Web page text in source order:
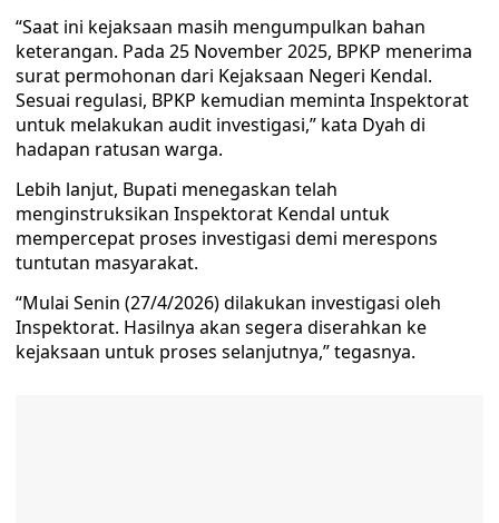
“Saat ini kejaksaan masih mengumpulkan bahan
keterangan. Pada 25 November 2025, BPKP menerima
surat permohonan dari Kejaksaan Negeri Kendal.
Sesuai regulasi, BPKP kemudian meminta Inspektorat
untuk melakukan audit investigasi,” kata Dyah di
hadapan ratusan warga.
Lebih lanjut, Bupati menegaskan telah
menginstruksikan Inspektorat Kendal untuk
mempercepat proses investigasi demi merespons
tuntutan masyarakat.
“Mulai Senin (27/4/2026) dilakukan investigasi oleh
Inspektorat. Hasilnya akan segera diserahkan ke
kejaksaan untuk proses selanjutnya,” tegasnya.